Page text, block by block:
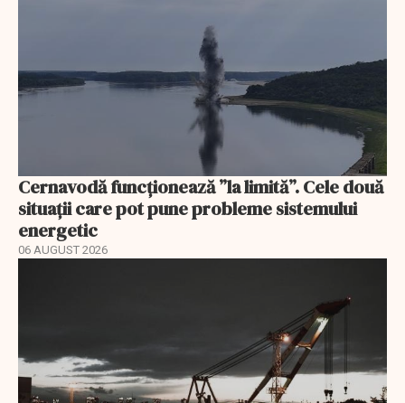
Cernavodă funcționează ”la limită”. Cele două
situații care pot pune probleme sistemului
energetic
06 AUGUST 2026